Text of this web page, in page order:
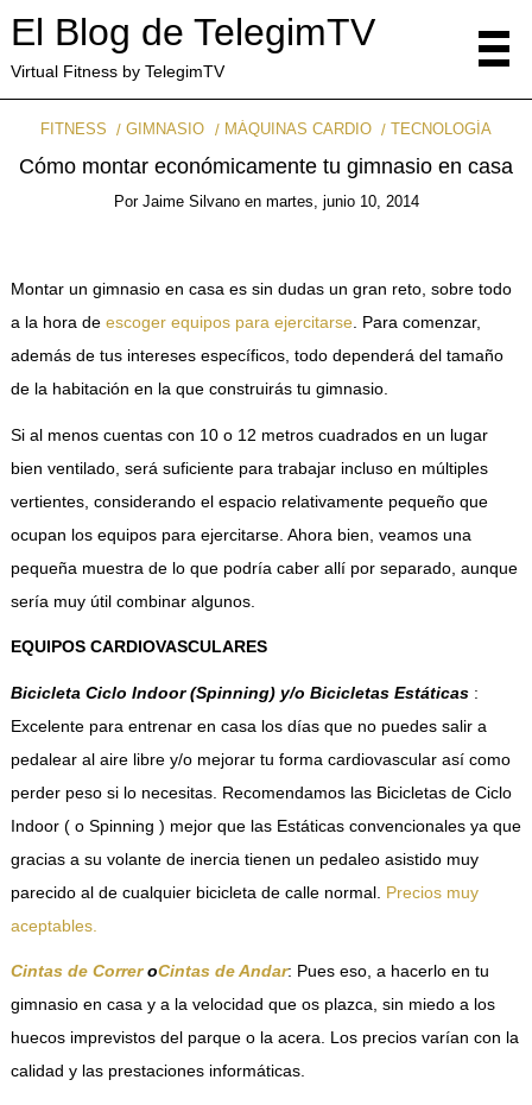
El Blog de TelegimTV
Virtual Fitness by TelegimTV
FITNESS GIMNASIO MÁQUINAS CARDIO TECNOLOGÍA
Cómo montar económicamente tu gimnasio en casa
Por Jaime Silvano en martes, junio 10, 2014
Montar un gimnasio en casa es sin dudas un gran reto, sobre todo
a la hora de escoger equipos para ejercitarse. Para comenzar,
además de tus intereses específicos, todo dependerá del tamaño
de la habitación en la que construirás tu gimnasio.
Si al menos cuentas con 10 o 12 metros cuadrados en un lugar
bien ventilado, será suficiente para trabajar incluso en múltiples
vertientes, considerando el espacio relativamente pequeño que
ocupan los equipos para ejercitarse. Ahora bien, veamos una
pequeña muestra de lo que podría caber allí por separado, aunque
sería muy útil combinar algunos.
EQUIPOS CARDIOVASCULARES
Bicicleta Ciclo Indoor (Spinning) y/o Bicicletas Estáticas :
Excelente para entrenar en casa los días que no puedes salir a
pedalear al aire libre y/o mejorar tu forma cardiovascular así como
perder peso si lo necesitas. Recomendamos las Bicicletas de Ciclo
Indoor ( o Spinning ) mejor que las Estáticas convencionales ya que
gracias a su volante de inercia tienen un pedaleo asistido muy
parecido al de cualquier bicicleta de calle normal. Precios muy
aceptables.
Cintas de CorreroCintas de Andar: Pues eso, a hacerlo en tu
gimnasio en casa y a la velocidad que os plazca, sin miedo a los
huecos imprevistos del parque o la acera. Los precios varían con la
calidad y las prestaciones informáticas.